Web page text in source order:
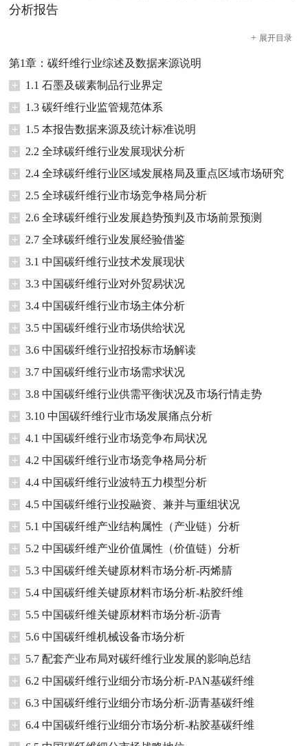
分析报告
+ 展开目录
第1章：碳纤维行业综述及数据来源说明
+
1.1 石墨及碳素制品行业界定
+
1.3 碳纤维行业监管规范体系
+
1.5 本报告数据来源及统计标准说明
+
2.2 全球碳纤维行业发展现状分析
+
2.4 全球碳纤维行业区域发展格局及重点区域市场研究
+
2.5 全球碳纤维行业市场竞争格局分析
+
2.6 全球碳纤维行业发展趋势预判及市场前景预测
+
2.7 全球碳纤维行业发展经验借鉴
+
3.1 中国碳纤维行业技术发展现状
+
3.3 中国碳纤维行业对外贸易状况
+
3.4 中国碳纤维行业市场主体分析
+
3.5 中国碳纤维行业市场供给状况
+
3.6 中国碳纤维行业招投标市场解读
+
3.7 中国碳纤维行业市场需求状况
+
3.8 中国碳纤维行业供需平衡状况及市场行情走势
+
3.10 中国碳纤维行业市场发展痛点分析
+
4.1 中国碳纤维行业市场竞争布局状况
+
4.2 中国碳纤维行业市场竞争格局分析
+
4.4 中国碳纤维行业波特五力模型分析
+
4.5 中国碳纤维行业投融资、兼并与重组状况
+
5.1 中国碳纤维产业结构属性（产业链）分析
+
5.2 中国碳纤维产业价值属性（价值链）分析
+
5.3 中国碳纤维关键原材料市场分析-丙烯腈
+
5.4 中国碳纤维关键原材料市场分析-粘胶纤维
+
5.5 中国碳纤维关键原材料市场分析-沥青
+
5.6 中国碳纤维机械设备市场分析
+
5.7 配套产业布局对碳纤维行业发展的影响总结
+
6.2 中国碳纤维行业细分市场分析-PAN基碳纤维
+
6.3 中国碳纤维行业细分市场分析-沥青基碳纤维
+
6.4 中国碳纤维行业细分市场分析-粘胶基碳纤维